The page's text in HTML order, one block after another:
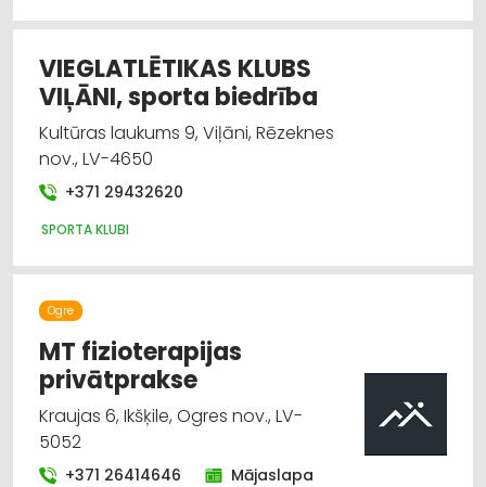
VIEGLATLĒTIKAS KLUBS
VIĻĀNI, sporta biedrība
Kultūras laukums 9, Viļāni, Rēzeknes
nov., LV-4650
+371 29432620
SPORTA KLUBI
Ogre
MT fizioterapijas
privātprakse
Kraujas 6, Ikšķile, Ogres nov., LV-
5052
+371 26414646 Mājaslapa